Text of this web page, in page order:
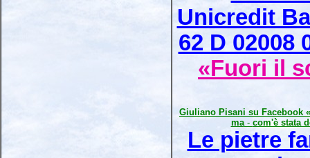
Unicredit
62 D 02008
«Fuori il
Giuliano Pisani su Facebook
ma- com'è stata
Le pietre